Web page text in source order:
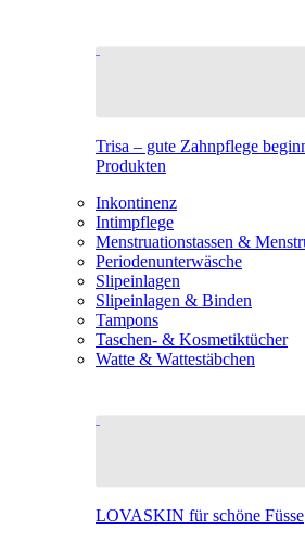
Trisa – gute Zahnpflege
Produkten
Inkontinenz
Intimpflege
Menstruationstassen &
Periodenunterwäsche
Slipeinlagen
Slipeinlagen & Binden
Tampons
Taschen- & Kosmetiktücher
Watte & Wattestäbchen
LOVASKIN für schöne Füsse